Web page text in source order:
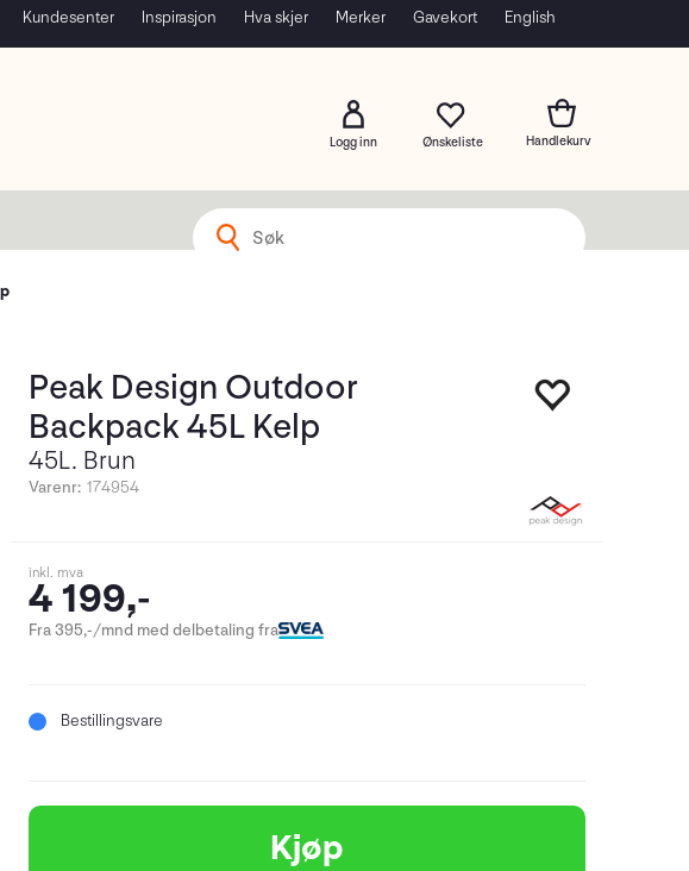
Kundesenter Inspirasjon Hva skjer Merker Gavekort English
Logg inn
Peak Design Outdoor
Backpack 45L Kelp
45L. Brun
Varenr: 174954
inkl. mva
4 199,-
Fra 395,-/mnd med delbetaling fra
Bestillingsvare
Kjøp